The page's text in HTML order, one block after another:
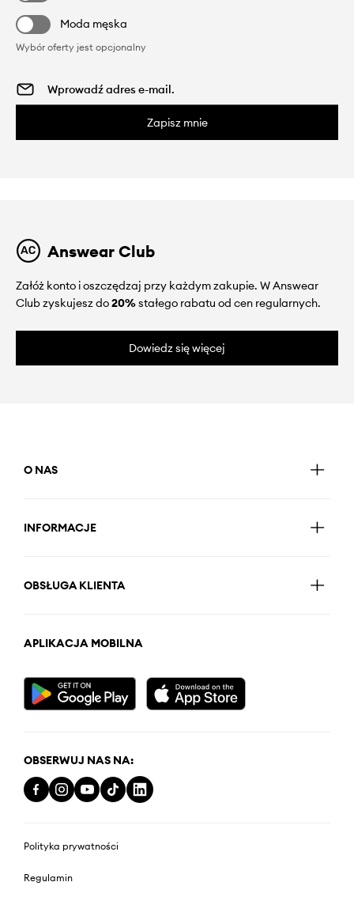
Moda męska
Wybór oferty jest opcjonalny
Zapisz mnie
Answear Club
Załóż konto i oszczędzaj przy każdym zakupie. W Answear
Club zyskujesz do20%stałego rabatu od cen regularnych.
Dowiedz się więcej
O NAS
INFORMACJE
OBSŁUGA KLIENTA
APLIKACJA MOBILNA
OBSERWUJ NAS NA:
Polityka prywatności
Regulamin